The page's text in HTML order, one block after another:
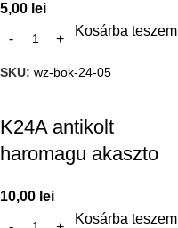
5,00 lei
Kosárba teszem
SKU: wz-bok-24-05
K24A antikolt
haromagu akaszto
10,00 lei
Kosárba teszem